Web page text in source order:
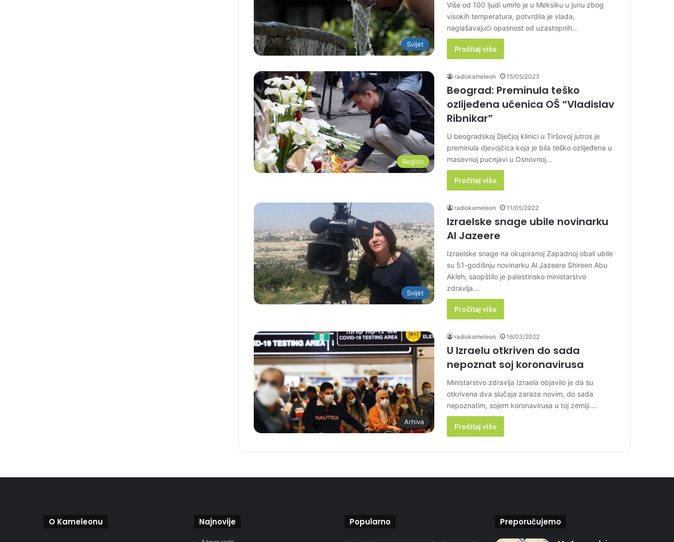
Svijet
Više od 100 ljudi umrlo je u Meksiku u junu zbog
visokih temperatura, potvrdila je vlada,
naglašavajući opasnost od uzastopnih…
Pročitaj više
Region
radiokameleon 15/05/2023
Beograd: Preminula teško
ozlijeđena učenica OŠ “Vladislav
Ribnikar”
U beogradskoj Dječjoj klinici u Tiršovoj jutros je
preminula djevojčica koja je bila teško ozlijeđena u
masovnoj pucnjavi u Osnovnoj…
Pročitaj više
Svijet
radiokameleon 11/05/2022
Izraelske snage ubile novinarku
Al Jazeere
Izraelske snage na okupiranoj Zapadnoj obali ubile
su 51-godišnju novinarku Al Jazeere Shireen Abu
Akleh, saopštilo je palestinsko ministarstvo
zdravlja.…
Pročitaj više
Arhiva
radiokameleon 16/03/2022
U Izraelu otkriven do sada
nepoznat soj koronavirusa
Ministarstvo zdravlja Izraela objavilo je da su
otkrivena dva slučaja zaraze novim, do sada
nepoznatim, sojem koronavirusa u toj zemlji.…
Pročitaj više
O Kameleonu Najnovije Popularno Preporučujemo